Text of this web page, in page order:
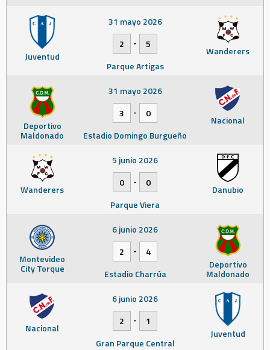
Juventud Wanderers
31 mayo 2026
2
-
5
Parque Artigas
Deportivo
Maldonado
Nacional
31 mayo 2026
3
-
0
Estadio Domingo Burgueño
Wanderers Danubio
5 junio 2026
0
-
0
Parque Viera
Montevideo
City Torque Deportivo
Maldonado
6 junio 2026
2
-
4
Estadio Charrúa
Nacional Juventud
6 junio 2026
2
-
1
Gran Parque Central